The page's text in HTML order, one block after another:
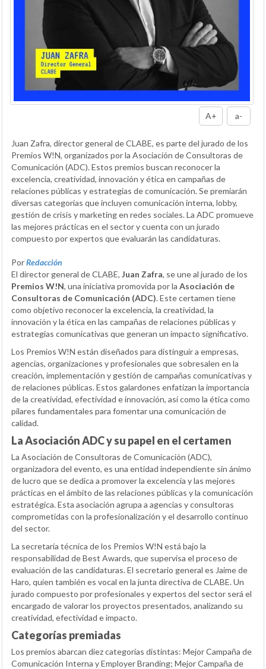
A+ a-
Juan Zafra, director general de CLABE, es parte del jurado de los
Premios W!N, organizados por la Asociación de Consultoras de
Comunicación (ADC). Estos premios buscan reconocer la
excelencia, creatividad, innovación y ética en campañas de
relaciones públicas y estrategias de comunicación. Se premiarán
diversas categorías que incluyen comunicación interna, lobby,
gestión de crisis y marketing en redes sociales. La ADC promueve
las mejores prácticas en el sector y cuenta con un jurado
compuesto por expertos que evaluarán las candidaturas.
PorRedacción
El director general de CLABE, Juan Zafra, se une al jurado de los
Premios W!N, una iniciativa promovida por la Asociación de
Consultoras de Comunicación (ADC). Este certamen tiene
como objetivo reconocer la excelencia, la creatividad, la
innovación y la ética en las campañas de relaciones públicas y
estrategias comunicativas que generan un impacto significativo.
Los Premios W!N están diseñados para distinguir a empresas,
agencias, organizaciones y profesionales que sobresalen en la
creación, implementación y gestión de campañas comunicativas y
de relaciones públicas. Estos galardones enfatizan la importancia
de la creatividad, efectividad e innovación, así como la ética como
pilares fundamentales para fomentar una comunicación de
calidad.
La Asociación ADC y su papel en el certamen
La Asociación de Consultoras de Comunicación (ADC),
organizadora del evento, es una entidad independiente sin ánimo
de lucro que se dedica a promover la excelencia y las mejores
prácticas en el ámbito de las relaciones públicas y la comunicación
estratégica. Esta asociación agrupa a agencias y consultoras
comprometidas con la profesionalización y el desarrollo continuo
del sector.
La secretaría técnica de los Premios W!N está bajo la
responsabilidad de Best Awards, que supervisa el proceso de
evaluación de las candidaturas. El secretario general es Jaime de
Haro, quien también es vocal en la junta directiva de CLABE. Un
jurado compuesto por profesionales y expertos del sector será el
encargado de valorar los proyectos presentados, analizando su
creatividad, efectividad e impacto.
Categorías premiadas
Los premios abarcan diez categorías distintas: Mejor Campaña de
Comunicación Interna y Employer Branding; Mejor Campaña de